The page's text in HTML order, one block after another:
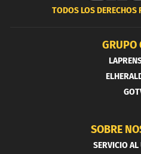
TODOS LOS DERECHOS
GRUPO
SOBRE
SERVICIO